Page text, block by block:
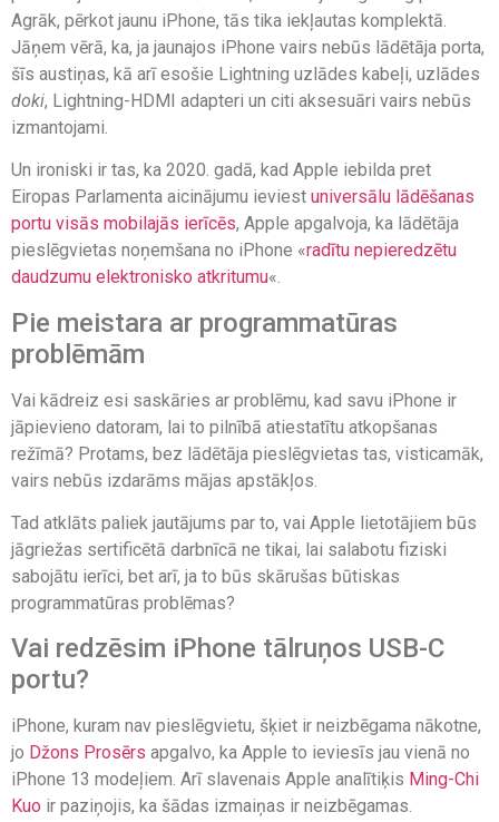
Agrāk, pērkot jaunu iPhone, tās tika iekļautas komplektā.
Jāņem vērā, ka, ja jaunajos iPhone vairs nebūs lādētāja porta,
šīs austiņas, kā arī esošie Lightning uzlādes kabeļi, uzlādes
doki, Lightning-HDMI adapteri un citi aksesuāri vairs nebūs
izmantojami.
Un ironiski ir tas, ka 2020. gadā, kad Apple iebilda pret
Eiropas Parlamenta aicinājumu ieviest universālu lādēšanas
portu visās mobilajās ierīcēs, Apple apgalvoja, ka lādētāja
pieslēgvietas noņemšana no iPhone «radītu nepieredzētu
daudzumu elektronisko atkritumu«.
Pie meistara ar programmatūras
problēmām
Vai kādreiz esi saskāries ar problēmu, kad savu iPhone ir
jāpievieno datoram, lai to pilnībā atiestatītu atkopšanas
režīmā? Protams, bez lādētāja pieslēgvietas tas, visticamāk,
vairs nebūs izdarāms mājas apstākļos.
Tad atklāts paliek jautājums par to, vai Apple lietotājiem būs
jāgriežas sertificētā darbnīcā ne tikai, lai salabotu fiziski
sabojātu ierīci, bet arī, ja to būs skārušas būtiskas
programmatūras problēmas?
Vai redzēsim iPhone tālruņos USB-C
portu?
iPhone, kuram nav pieslēgvietu, šķiet ir neizbēgama nākotne,
jo Džons Prosērs apgalvo, ka Apple to ieviesīs jau vienā no
iPhone 13 modeļiem. Arī slavenais Apple analītiķis Ming-Chi
Kuo ir paziņojis, ka šādas izmaiņas ir neizbēgamas.